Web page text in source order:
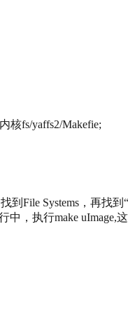
核fs/yaffs2/Makefie;
Systems，再找到
，执行make uImage,